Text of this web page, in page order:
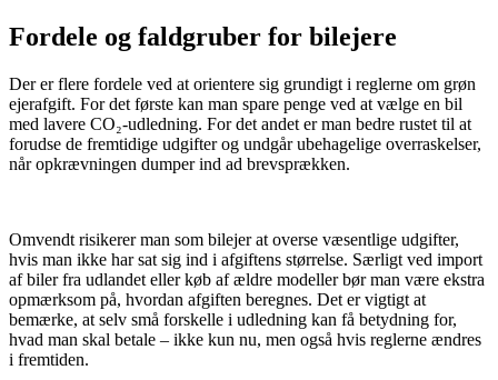
Fordele og faldgruber for bilejere
Der er flere fordele ved at orientere sig grundigt i reglerne om grøn
ejerafgift. For det første kan man spare penge ved at vælge en bil
med lavere CO₂-udledning. For det andet er man bedre rustet til at
forudse de fremtidige udgifter og undgår ubehagelige overraskelser,
når opkrævningen dumper ind ad brevsprækken.
Omvendt risikerer man som bilejer at overse væsentlige udgifter,
hvis man ikke har sat sig ind i afgiftens størrelse. Særligt ved import
af biler fra udlandet eller køb af ældre modeller bør man være ekstra
opmærksom på, hvordan afgiften beregnes. Det er vigtigt at
bemærke, at selv små forskelle i udledning kan få betydning for,
hvad man skal betale – ikke kun nu, men også hvis reglerne ændres
i fremtiden.